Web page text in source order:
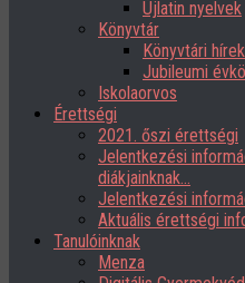
Újlatin nyelvek
Könyvtár
Könyvtári hírek
Jubileumi
Iskolaorvos
Érettségi
2021. őszi érettségi
Jelentkezési
diákjainknak…
Jelentkezési
Aktuális érettségi
Tanulóinknak
Menza